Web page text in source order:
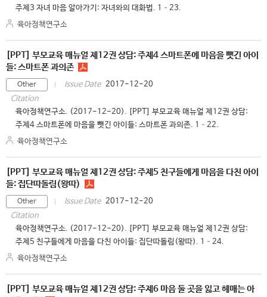
주제3 자녀 마음 알아가기: 자녀와의 대화법. 1–23.
육아정책연구소
[PPT] 부모교육 매뉴얼 제12권 상담: 주제4 스마트폰에 마음을 뺏긴 아이
들: 스마트폰 과의존
Other Issue Date 2017-12-20
Citation
육아정책연구소. (2017-12-20). [PPT] 부모교육 매뉴얼 제12권 상담:
주제4 스마트폰에 마음을 뺏긴 아이들: 스마트폰 과의존. 1–22.
육아정책연구소
[PPT] 부모교육 매뉴얼 제12권 상담: 주제5 친구들에게 마음을 다친 아이
들: 집단따돌림(왕따)
Other Issue Date 2017-12-20
Citation
육아정책연구소. (2017-12-20). [PPT] 부모교육 매뉴얼 제12권 상담:
주제5 친구들에게 마음을 다친 아이들: 집단따돌림(왕따). 1–24.
육아정책연구소
[PPT] 부모교육 매뉴얼 제12권 상담: 주제6 마음 둘 곳을 잃고 헤매는 아